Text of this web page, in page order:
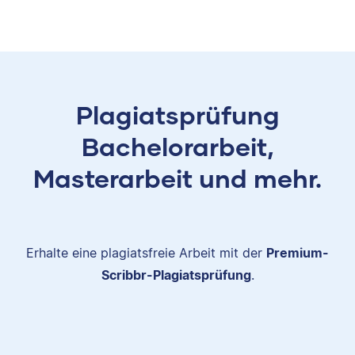
Plagiatsprüfung
Bachelorarbeit,
Masterarbeit und mehr.
Erhalte eine plagiatsfreie Arbeit mit der Premium-
Scribbr-Plagiatsprüfung.